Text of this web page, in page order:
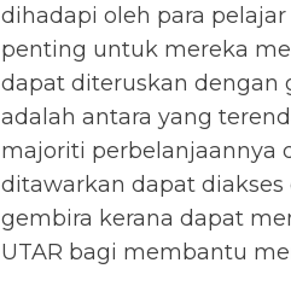
dihadapi oleh para
penting untuk mereka
dapat diteruskan dengan
adalah antara yang
majoriti perbelanjaannya
ditawarkan dapat
gembira kerana dapat
UTAR bagi membantu